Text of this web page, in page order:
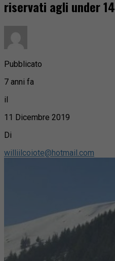
riservati agli under 14
Pubblicato
7 anni fa
il
11 Dicembre 2019
Di
williilcoiote@hotmail.com